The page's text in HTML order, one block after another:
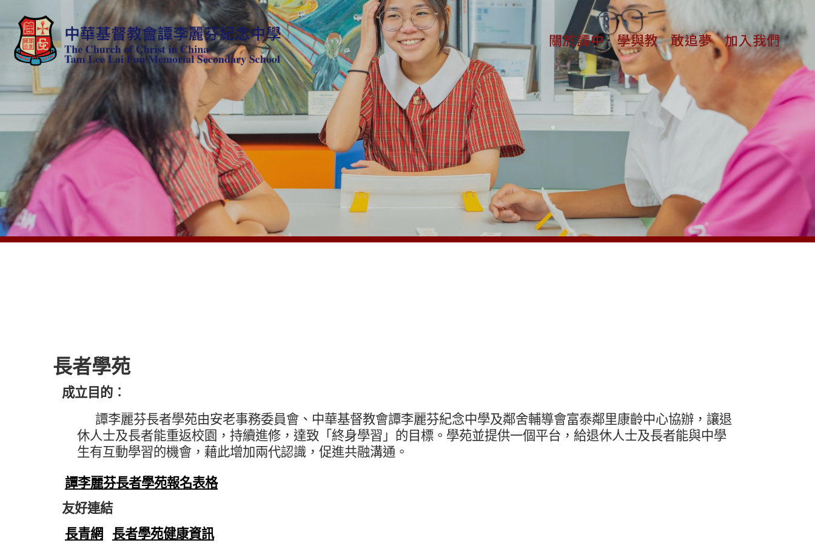
關於譚中 學與教 敢追夢 加入我們
長者學苑
成立目的︰
譚李麗芬長者學苑由安老事務委員會、中華基督教會譚李麗芬紀念中學及鄰舍輔導會富泰鄰里康齡中心協辦，讓退
休人士及長者能重返校園，持續進修，達致「終身學習」的目標。學苑並提供一個平台，給退休人士及長者能與中學
生有互動學習的機會，藉此增加兩代認識，促進共融溝通。
譚李麗芬長者學苑報名表格
友好連結
長青網
長者學苑健康資訊